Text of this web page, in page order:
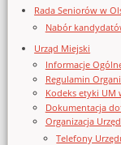
Rada Seniorów w
Nabór
Urząd Miejski
Informacje
Regulamin
Kodeks etyki UM
Dokumentacja
Organizacja
Telefony